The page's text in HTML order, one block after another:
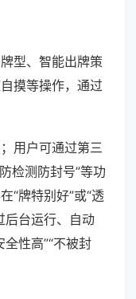
型、智能出牌策
摸等操作，通过
用户可通过第三
检测防封号”等功
“牌特别好”或“透
后台运行、自动
性高”“不被封